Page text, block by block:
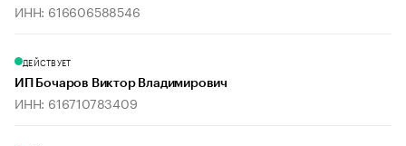
ИНН: 616606588546
ДЕЙСТВУЕТ
ИП Бочаров Виктор Владимирович
ИНН: 616710783409